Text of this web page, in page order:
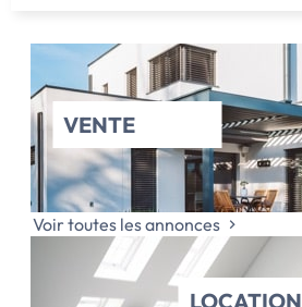
VENTE
Voir toutes les annonces
LOCATION